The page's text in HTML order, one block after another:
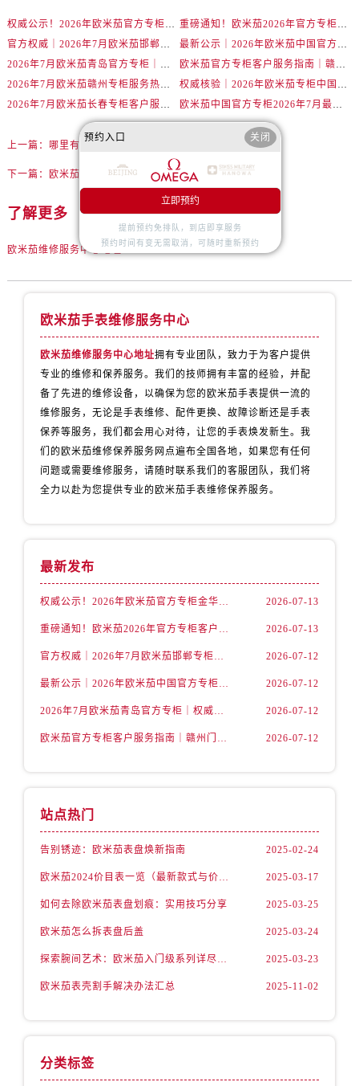
内蒙古自治区乌兰察布市集宁区恩和大街售后服务中心（需提前预约）
内蒙古自治区锡林郭勒盟市锡林浩特市光明街与额尔敦路交叉口售后服务中心（需提前预约）
山西省忻州市忻府区和平东街与七一南路交叉口售后服务中心（需提前预约）
山西省太原市迎泽区迎泽街道解放路15号亨得利名表维修授权店3楼售后服务中心（需提前预约）
安徽省阜阳市颍州区颍州北路售后服务中心（需提前预约）
福建省南平市建阳区人民西路售后服务中心（需提前预约）
江苏省南京市秦淮区中山南路1号南京中心22层22-C1-C3室售后服务中心（需提前预约）
江苏省徐州市鼓楼区淮海东路29号苏宁广场IFC国际金融中心35层3508室售后服务中心（需提前预约）
权威公示！2026年欧米茄官方专柜金华客户服务热线已更新（7月核实）
重磅通知！欧米茄2026年官方专柜客户服务升级｜7月起金华专柜信息及联络热线全新公示
官方权威｜2026年7月欧米茄邯郸专柜客户服务电话及信息大全
最新公示｜2026年欧米茄中国官方专柜客户电话及专柜名录7月更新
2026年7月欧米茄青岛官方专柜｜权威客户服务核验攻略与联络热线公告
欧米茄官方专柜客户服务指南｜赣州门店信息+官方热线全公开（2026年7月最新）
2026年7月欧米茄赣州专柜服务热线全攻略｜官方客户咨询电话一查便知
权威核验｜2026年欧米茄专柜中国区客户服务热线（7月版）全攻略
2026年7月欧米茄长春专柜客户服务热线核验｜官方门店攻略大全
欧米茄中国官方专柜2026年7月最新通知｜服务热线与客户专线同步更新
上一篇： 哪里有欧米茄专柜
下一篇： 欧米茄机械表机芯生锈怎么处理
了解更多
欧米茄维修服务中心地址
欧米茄手表维修服务中心
欧米茄维修服务中心地址拥有专业团队，致力于为客户提供
专业的维修和保养服务。我们的技师拥有丰富的经验，并配
备了先进的维修设备，以确保为您的欧米茄手表提供一流的
维修服务，无论是手表维修、配件更换、故障诊断还是手表
保养等服务，我们都会用心对待，让您的手表焕发新生。我
们的欧米茄维修保养服务网点遍布全国各地，如果您有任何
问题或需要维修服务，请随时联系我们的客服团队，我们将
全力以赴为您提供专业的欧米茄手表维修保养服务。
最新发布
权威公示！2026年欧米茄官方专柜金华客户服务热线已更新（7月核实） 2026-07-13
重磅通知！欧米茄2026年官方专柜客户服务升级｜7月起金华专柜信息及联络热线全新公示 2026-07-13
官方权威｜2026年7月欧米茄邯郸专柜客户服务电话及信息大全 2026-07-12
最新公示｜2026年欧米茄中国官方专柜客户电话及专柜名录7月更新 2026-07-12
2026年7月欧米茄青岛官方专柜｜权威客户服务核验攻略与联络热线公告 2026-07-12
欧米茄官方专柜客户服务指南｜赣州门店信息+官方热线全公开（2026年7月最新） 2026-07-12
站点热门
告别锈迹：欧米茄表盘焕新指南 2025-02-24
欧米茄2024价目表一览（最新款式与价格解析） 2025-03-17
如何去除欧米茄表盘划痕：实用技巧分享 2025-03-25
欧米茄怎么拆表盘后盖 2025-03-24
探索腕间艺术：欧米茄入门级系列详尽指南 2025-03-23
欧米茄表壳割手解决办法汇总 2025-11-02
分类标签
预约入口 关闭
立即预约
提前预约免排队，到店即享服务
预约时间有变无需取消，可随时重新预约